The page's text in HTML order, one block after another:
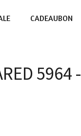
CADEAUBON
5964 -